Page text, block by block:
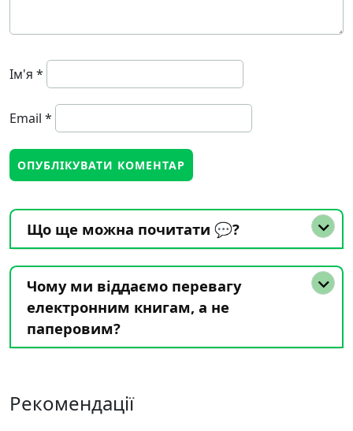
Ім'я *
Email *
Що ще можна почитати 💬?
Чому ми віддаємо перевагу
електронним книгам, а не
паперовим?
Рекомендації